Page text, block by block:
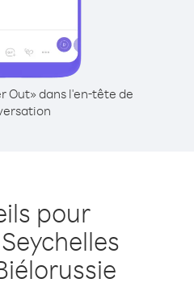
Out» dans l'en-tête de
pour